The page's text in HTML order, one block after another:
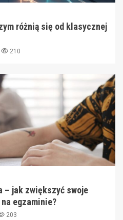
różnią się od klasycznej
210
– jak zwiększyć swoje
egzaminie?
203